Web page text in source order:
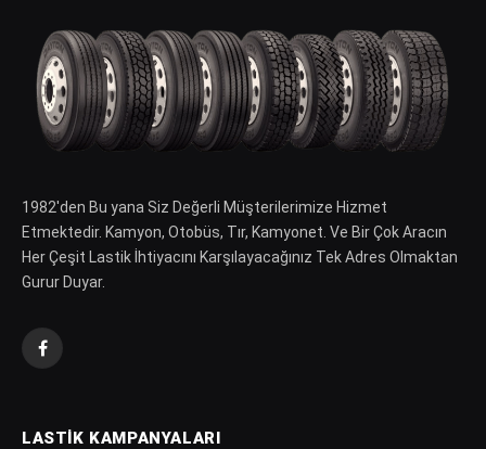
1982′den Bu yana Siz Değerli Müşterilerimize Hizmet
Etmektedir. Kamyon, Otobüs, Tır, Kamyonet. Ve Bir Çok Aracın
Her Çeşit Lastik İhtiyacını Karşılayacağınız Tek Adres Olmaktan
Gurur Duyar.
Facebook
LASTIK KAMPANYALARI